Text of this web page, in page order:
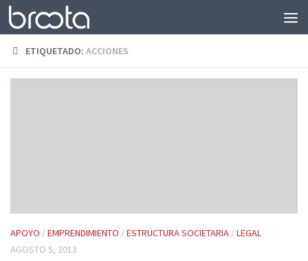
Saltar al contenido
ETIQUETADO: ACCIONES
APOYO /EMPRENDIMIENTO /ESTRUCTURA SOCIETARIA /LEGAL
AGOSTO 5, 2013